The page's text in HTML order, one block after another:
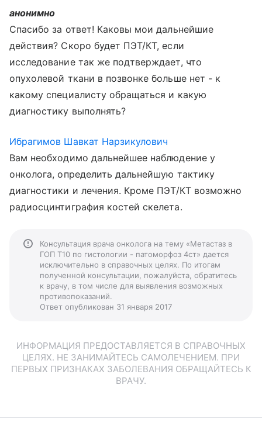
анонимно
Спасибо за ответ! Каковы мои дальнейшие
действия? Скоро будет ПЭТ/КТ, если
исследование так же подтверждает, что
опухолевой ткани в позвонке больше нет - к
какому специалисту обращаться и какую
диагностику выполнять?
Ибрагимов Шавкат Нарзикулович
Вам необходимо дальнейшее наблюдение у
онколога, определить дальнейшую тактику
диагностики и лечения. Кроме ПЭТ/КТ возможно
радиосцинтиграфия костей скелета.
Консультация врача онколога на тему «Метастаз в
ГОП Т10 по гистологии - патоморфоз 4ст» дается
исключительно в справочных целях. По итогам
полученной консультации, пожалуйста, обратитесь
к врачу, в том числе для выявления возможных
противопоказаний.
Ответ опубликован 31 января 2017
ИНФОРМАЦИЯ ПРЕДОСТАВЛЯЕТСЯ В СПРАВОЧНЫХ
ЦЕЛЯХ. НЕ ЗАНИМАЙТЕСЬ САМОЛЕЧЕНИЕМ. ПРИ
ПЕРВЫХ ПРИЗНАКАХ ЗАБОЛЕВАНИЯ ОБРАЩАЙТЕСЬ К
ВРАЧУ.